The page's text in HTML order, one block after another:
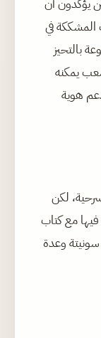
يؤكدون أن
المشككة في
بالتحيز
يمكنه
هوية
المعترف بها رسمياً هو 37 مسرحية، لكن
مع كتاب
آخرين. بالإضافة إلى ذلك، كتب شكسبير 154 سونيتة وعدة